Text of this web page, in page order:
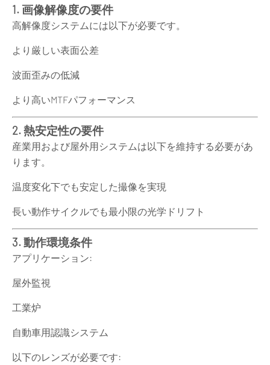
1. 画像解像度の要件
高解像度システムには以下が必要です。
より厳しい表面公差
波面歪みの低減
より高いMTFパフォーマンス
2. 熱安定性の要件
産業用および屋外用システムは以下を維持する必要があ
ります。
温度変化下でも安定した撮像を実現
長い動作サイクルでも最小限の光学ドリフト
3. 動作環境条件
アプリケーション:
屋外監視
工業炉
自動車用認識システム
以下のレンズが必要です: